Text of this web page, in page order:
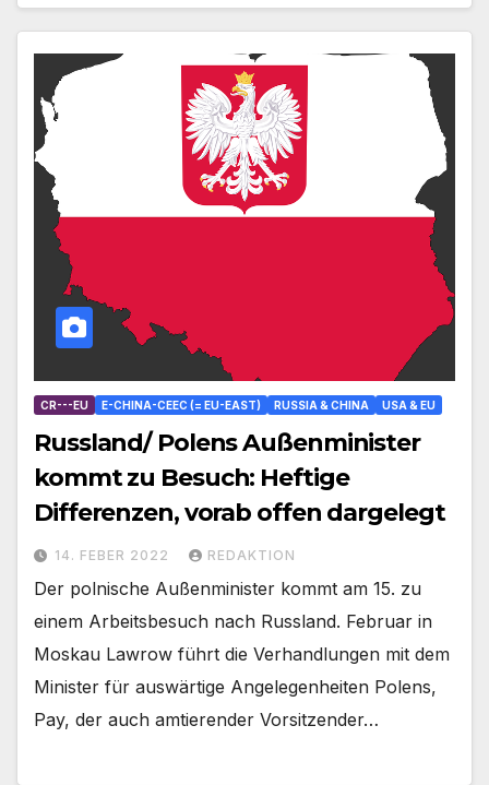
CR---EU E-CHINA-CEEC (= EU-EAST) RUSSIA & CHINA USA & EU
Russland/ Polens Außenminister
kommt zu Besuch: Heftige
Differenzen, vorab offen dargelegt
14. FEBER 2022 REDAKTION
Der polnische Außenminister kommt am 15. zu
einem Arbeitsbesuch nach Russland. Februar in
Moskau Lawrow führt die Verhandlungen mit dem
Minister für auswärtige Angelegenheiten Polens,
Pay, der auch amtierender Vorsitzender…